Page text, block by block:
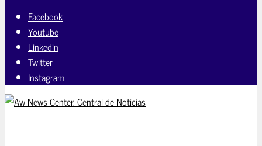
Facebook
Youtube
Linkedin
Twitter
Instagram